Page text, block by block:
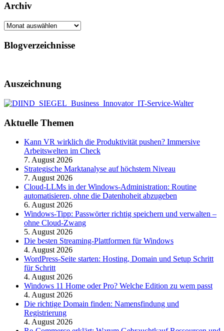
Archiv
Archiv
Blogverzeichnisse
Auszeichnung
Aktuelle Themen
Kann VR wirklich die Produktivität pushen? Immersive
Arbeitswelten im Check
7. August 2026
Strategische Marktanalyse auf höchstem Niveau
7. August 2026
Cloud-LLMs in der Windows-Administration: Routine
automatisieren, ohne die Datenhoheit abzugeben
6. August 2026
Windows-Tipp: Passwörter richtig speichern und verwalten –
ohne Cloud-Zwang
5. August 2026
Die besten Streaming-Plattformen für Windows
4. August 2026
WordPress-Seite starten: Hosting, Domain und Setup Schritt
für Schritt
4. August 2026
Windows 11 Home oder Pro? Welche Edition zu wem passt
4. August 2026
Die richtige Domain finden: Namensfindung und
Registrierung
4. August 2026